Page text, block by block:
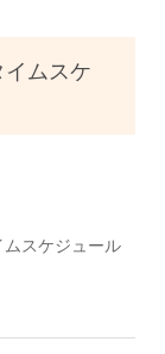
ムスケ
スケジュール